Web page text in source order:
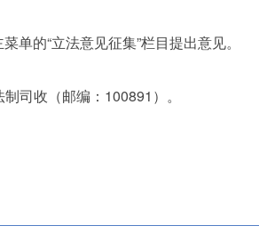
的“立法意见征集”栏目提出意见。
司收（邮编：100891）。